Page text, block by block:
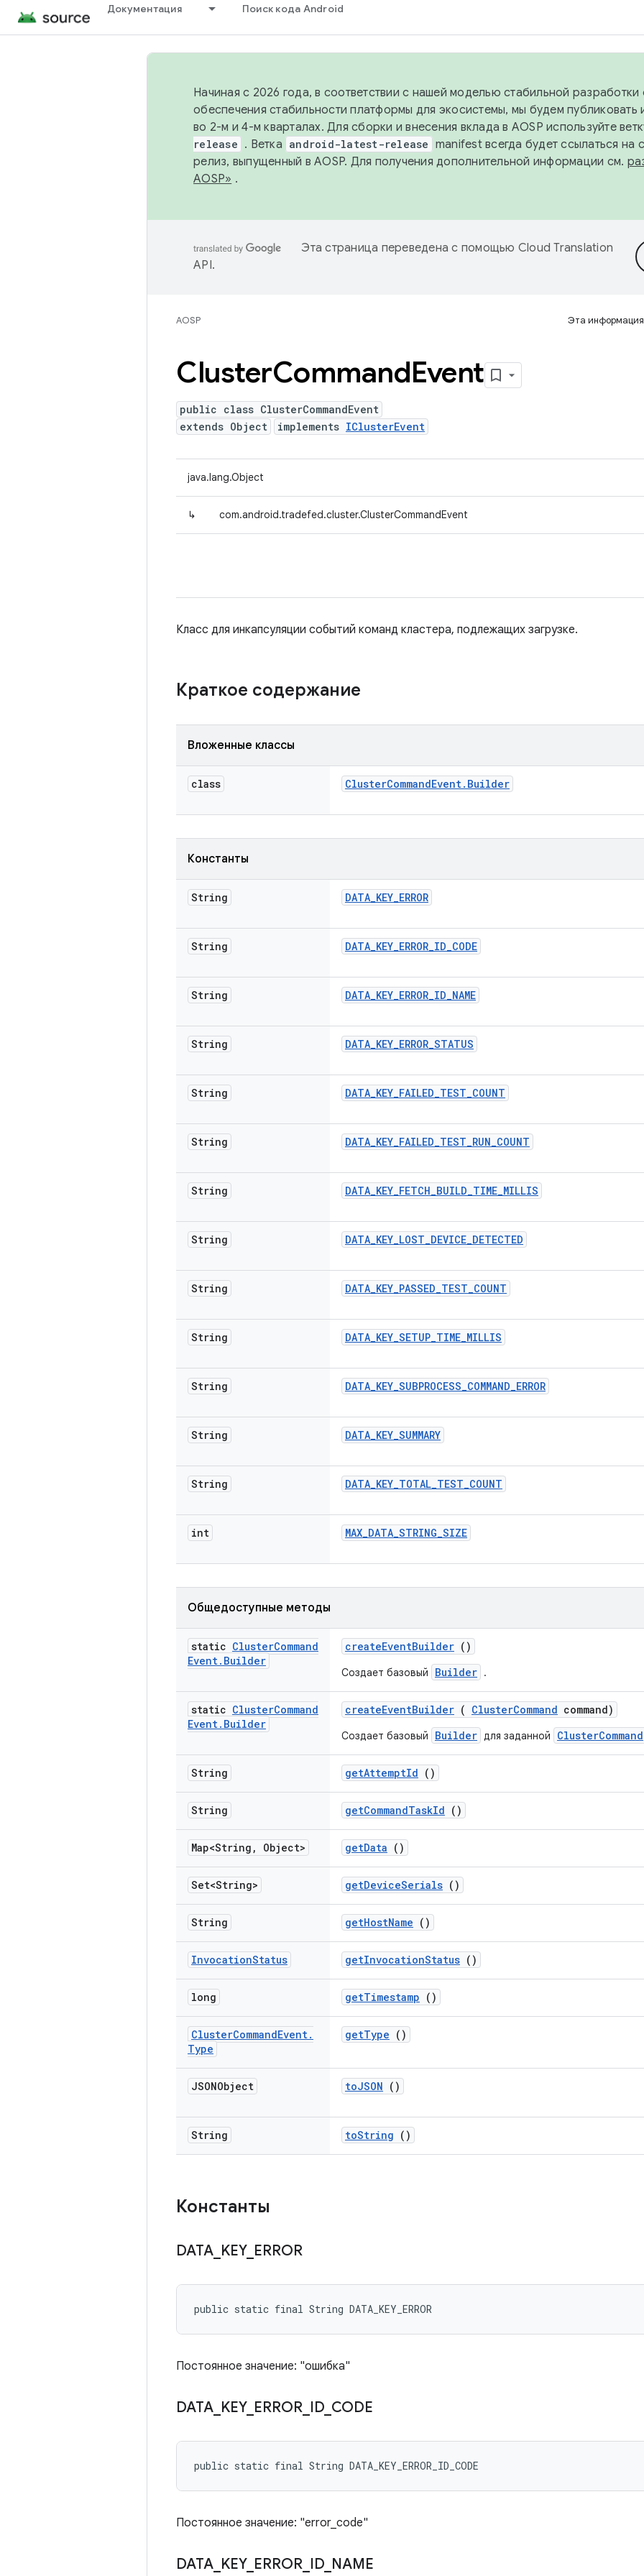
Документация Поиск кода Android
Начиная с 2026 года, в соответствии с нашей моделью стабильной разработки
обеспечения стабильности платформы для экосистемы, мы будем публиковать
во 2-м и 4-м кварталах. Для сборки и внесения вклада в AOSP используйте
release . Ветка android-latest-release manifest всегда будет ссылаться на
релиз, выпущенный в AOSP. Для получения дополнительной информации см.
AOSP» .
Эта страница переведена с помощью Cloud Translation
API.
AOSP Эта информация
ClusterCommandEvent
public class ClusterCommandEvent
extends Object
implements IClusterEvent
java.lang.Object
↳ com.android.tradefed.cluster.ClusterCommandEvent
Класс для инкапсуляции событий команд кластера, подлежащих загрузке.
Краткое содержание
Вложенные классы
class ClusterCommandEvent. Builder
Константы
String DATA_KEY_ERROR
String DATA_KEY_ERROR_ID_CODE
String DATA_KEY_ERROR_ID_NAME
String DATA_KEY_ERROR_STATUS
String DATA_KEY_FAILED_TEST_COUNT
String DATA_KEY_FAILED_TEST_RUN_COUNT
String DATA_KEY_FETCH_BUILD_TIME_MILLIS
String DATA_KEY_LOST_DEVICE_DETECTED
String DATA_KEY_PASSED_TEST_COUNT
String DATA_KEY_SETUP_TIME_MILLIS
String DATA_KEY_SUBPROCESS_COMMAND_ERROR
String DATA_KEY_SUMMARY
String DATA_KEY_TOTAL_TEST_COUNT
int MAX_DATA_STRING_SIZE
Общедоступные методы
static ClusterCommand
Event. Builder
createEventBuilder ()
Создает базовый Builder .
static ClusterCommand
Event. Builder
createEventBuilder ( ClusterCommand command)
Создает базовый Builder для заданной ClusterCommand
String getAttemptId ()
String getCommandTaskId ()
Map<String , Object> getData ()
Set<String> getDeviceSerials ()
String getHostName ()
InvocationStatus getInvocationStatus ()
long getTimestamp ()
ClusterCommandEvent.
Type
getType ()
JSONObject toJSON ()
String toString ()
Константы
DATA KEY_ ERROR
public static final String DATA_KEY_ERROR
Постоянное значение: "ошибка"
DATA KEY_ ERROR ID CODE
public static final String DATA_KEY_ERROR_ID_CODE
Постоянное значение: "error_code"
DATA KEY_ ERROR ID NAME